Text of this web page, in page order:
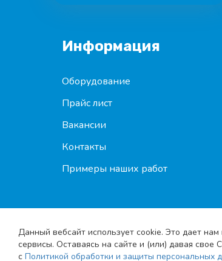
Данный вебсайт использует cookie. Это дает
сервисы. Оставаясь на сайте и (или) давая
с Политикой обработки и защиты персональных
Информация
Оборудование
Прайс лист
Вакансии
Контакты
Примеры наших работ